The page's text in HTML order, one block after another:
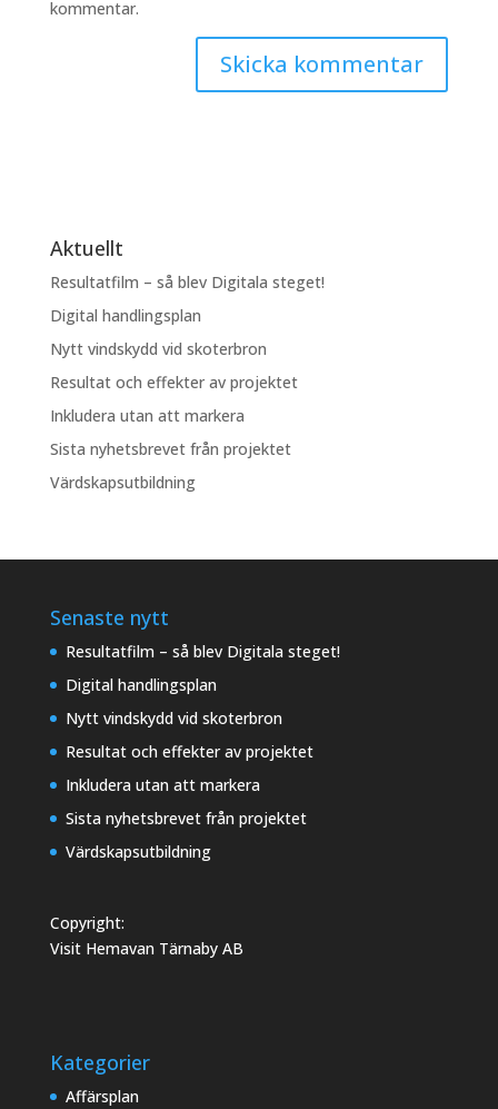
kommentar.
Aktuellt
Resultatfilm – så blev Digitala steget!
Digital handlingsplan
Nytt vindskydd vid skoterbron
Resultat och effekter av projektet
Inkludera utan att markera
Sista nyhetsbrevet från projektet
Värdskapsutbildning
Senaste nytt
Resultatfilm – så blev Digitala steget!
Digital handlingsplan
Nytt vindskydd vid skoterbron
Resultat och effekter av projektet
Inkludera utan att markera
Sista nyhetsbrevet från projektet
Värdskapsutbildning
Copyright:
Visit Hemavan Tärnaby AB
Kategorier
Affärsplan